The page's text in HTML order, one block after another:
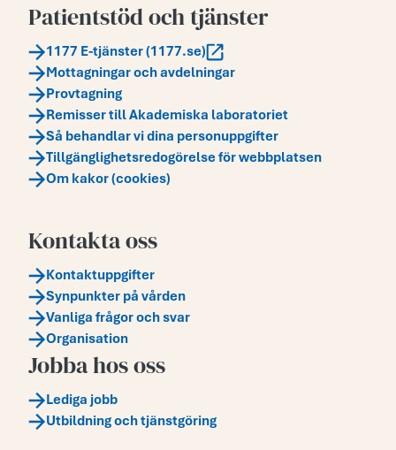
Patientstöd och tjänster
1177 E-tjänster (1177.se)
Mottagningar och avdelningar
Provtagning
Remisser till Akademiska laboratoriet
Så behandlar vi dina personuppgifter
Tillgänglighetsredogörelse för webbplatsen
Om kakor (cookies)
Kontakta oss
Kontaktuppgifter
Synpunkter på vården
Vanliga frågor och svar
Organisation
Jobba hos oss
Lediga jobb
Utbildning och tjänstgöring